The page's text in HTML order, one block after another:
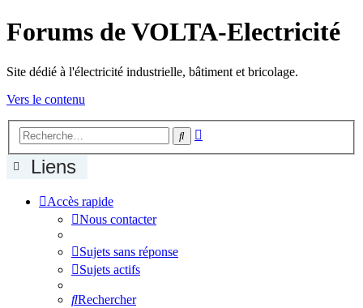
Forums de VOLTA-Electricité
Site dédié à l'électricité industrielle, bâtiment et bricolage.
Vers le contenu
Rechercher
Liens
Accès rapide
Nous contacter
Sujets sans réponse
Sujets actifs
Rechercher